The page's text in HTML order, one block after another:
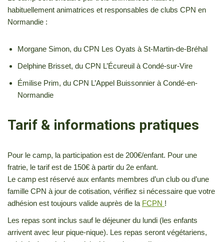
habituellement animatrices et responsables de clubs CPN en
Normandie :
Morgane Simon, du CPN Les Oyats à St-Martin-de-Bréhal
Delphine Brisset, du CPN L’Écureuil à Condé-sur-Vire
Émilise Prim, du CPN L’Appel Buissonnier à Condé-en-
Normandie
Tarif & informations pratiques
Pour le camp, la participation est de 200€/enfant. Pour une
fratrie, le tarif est de 150€ à partir du 2e enfant.
Le camp est réservé aux enfants membres d’un club ou d’une
famille CPN à jour de cotisation, vérifiez si nécessaire que votre
adhésion est toujours valide auprès de la FCPN !
Les repas sont inclus sauf le déjeuner du lundi (les enfants
arrivent avec leur pique-nique). Les repas seront végétariens,